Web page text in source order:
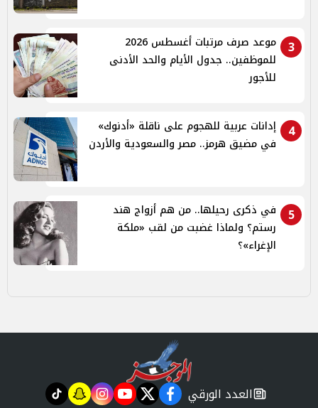
3
موعد صرف مرتبات أغسطس 2026
للموظفين.. جدول الأيام والحد الأدنى
للأجور
4
إدانات عربية للهجوم على ناقلة «أدنوك»
في مضيق هرمز.. مصر والسعودية والأردن
5
في ذكرى رحيلها.. من هم أزواج هند
رستم؟ ولماذا غضبت من لقب «ملكة
الإغراء»؟
newspaper
العدد الورقي facebook
twitter
youtube
instagram
snapchat
tiktok